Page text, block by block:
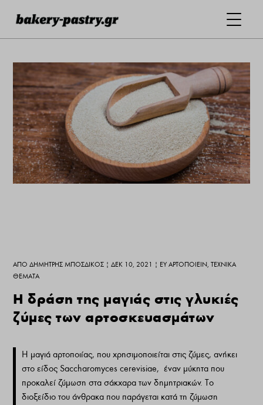
ΑΠΌΔΗΜΉΤΡΗΣ ΜΠΟΣΔΊΚΟΣ |ΔΕΚ 10, 2021 | ΕΥ ΑΡΤΟΠΟΙΕΊΝ,ΤΕΧΝΙΚΆ
ΘΈΜΑΤΑ
Η δράση της μαγιάς στις γλυκιές
ζύμες των αρτοσκευασμάτων
H µαγιά αρτοποιίας, που χρησιµοποιείται στις ζύµες, ανήκει
στο είδος Saccharomyces cerevisiae, έναν µύκητα που
προκαλεί ζύµωση στα σάκχαρα των δηµητριακών. Το
διοξείδιο του άνθρακα που παράγεται κατά τη ζύµωση